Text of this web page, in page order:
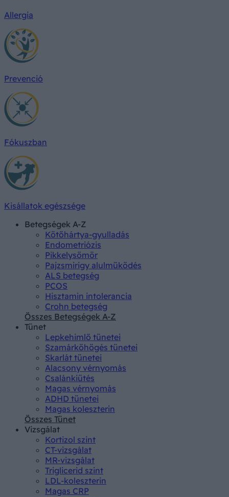
Allergia
Prevenció
Fókuszban
Kisállatok egészsége
Betegségek A-Z
Kötőhártya-gyulladás
Endometriózis
Pikkelysömör
Pajzsmirigy alulműködés
ALS betegség
PCOS
Hisztamin intolerancia
Crohn betegség
Összes Betegségek A-Z
Tünet
Lepkehimlő tünetei
Szamárköhögés tünetei
Skarlát tünetei
Alacsony vérnyomás
Csalánkiütés
Magas vérnyomás
ADHD tünetei
Magas koleszterin
Összes Tünet
Vizsgálat
Kortizol szint
CT-vizsgálat
MR-vizsgálat
Triglicerid szint
LDL-koleszterin
Magas CRP